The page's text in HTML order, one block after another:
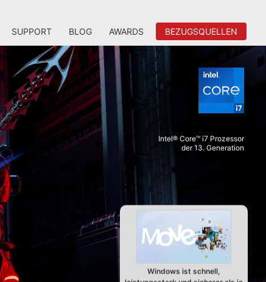
SUPPORT BLOG AWARDS BEZUGSQUELLEN
Windows ist schnell,
leistungsstark und sicherer als je
Intel® Core™ i7 Prozessor
der 13. Generation